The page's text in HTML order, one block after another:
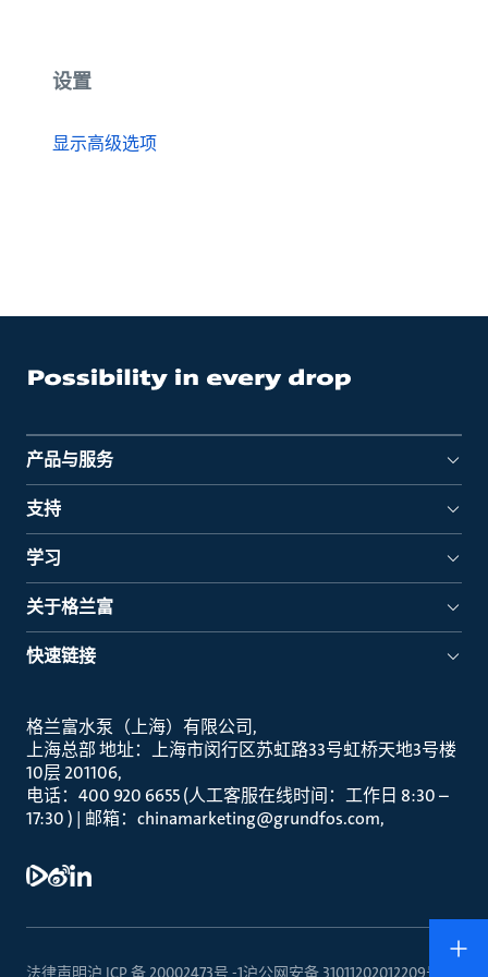
设置
显示高级选项
产品与服务
支持
学习
关于格兰富
快速链接
格兰富水泵（上海）有限公司
上海总部 地址：上海市闵行区苏虹路33号虹桥天地3号楼
10层 201106
电话：400 920 6655 (人工客服在线时间：工作日 8:30 –
17:30 ) | 邮箱：chinamarketing@grundfos.com
法律声明沪 ICP 备 20002473号 -1沪公网安备 31011202012209号